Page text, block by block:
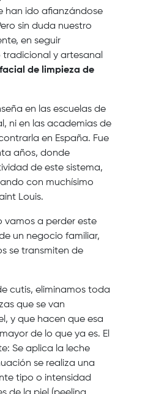
han ido afianzándose
sin duda nuestro
en seguir
y artesanal
de limpieza de
en las escuelas de
ni en las academias de
en España. Fue
años, donde
de este sistema,
con muchísimo
Louis.
vamos a perder este
un negocio familiar,
se transmiten de
cutis, eliminamos toda
que se van
y que hacen que esa
de lo que ya es. El
Se aplica la leche
se realiza una
tipo o intensidad